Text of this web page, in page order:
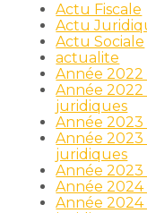
Actu Fiscale
Actu
Actu Sociale
actualite
Année 2022
Année 2022
juridiques
Année 2023
Année 2023
juridiques
Année 2023
Année 2024
Année 2024